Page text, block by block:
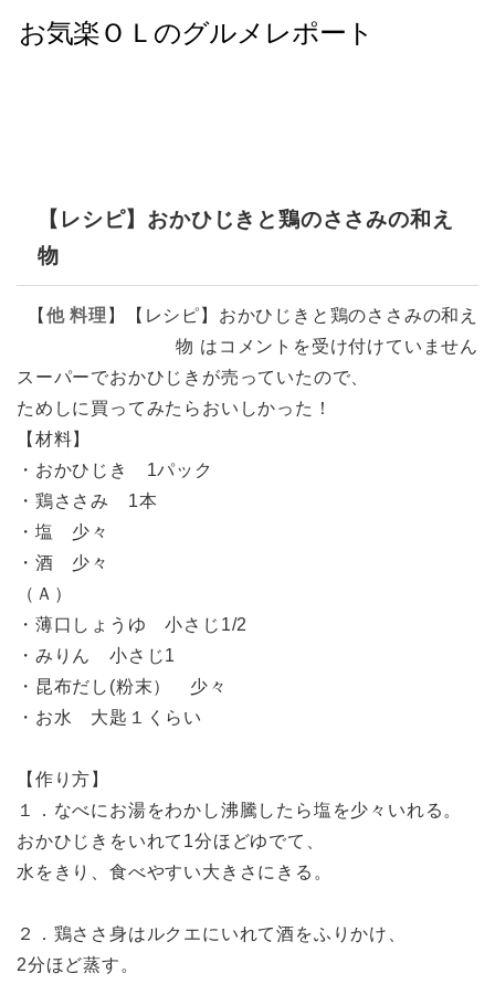
【レシピ】おかひじきと鶏のささみの和え
物
【 他 料理 】
【レシピ】おかひじきと鶏のささみの和え
物 は コメントを受け付けていません
スーパーでおかひじきが売っていたので、
ためしに買ってみたらおいしかった！
【材料】
・おかひじき 1パック
・鶏ささみ 1本
・塩 少々
・酒 少々
（Ａ）
・薄口しょうゆ 小さじ1/2
・みりん 小さじ1
・昆布だし(粉末） 少々
・お水 大匙１くらい
【作り方】
１．なべにお湯をわかし沸騰したら塩を少々いれる。
おかひじきをいれて1分ほどゆでて、
水をきり、食べやすい大きさにきる。
２．鶏ささ身はルクエにいれて酒をふりかけ、
2分ほど蒸す。